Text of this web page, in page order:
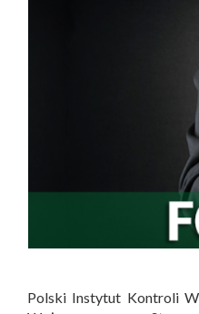
Polski Instytut Kontroli